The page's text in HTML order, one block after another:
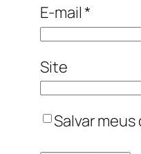
E-mail*
Site
Salvar